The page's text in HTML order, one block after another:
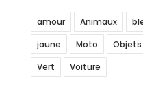
amour Animaux
jaune
Moto Objets
Vert
Voiture